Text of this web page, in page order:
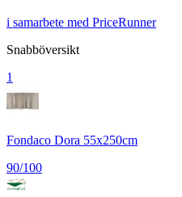
i samarbete med PriceRunner
Snabböversikt
1
Fondaco Dora 55x250cm
90/100